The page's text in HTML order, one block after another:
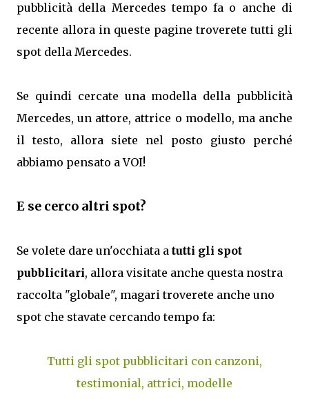
pubblicità della Mercedes tempo fa o anche di
recente allora in queste pagine troverete tutti gli
spot della Mercedes.
Se quindi cercate una modella della pubblicità
Mercedes, un attore, attrice o modello, ma anche
il testo, allora siete nel posto giusto perché
abbiamo pensato a VOI!
E se cerco altri spot?
Se volete dare un'occhiata a tutti gli spot
pubblicitari, allora visitate anche questa nostra
raccolta "globale", magari troverete anche uno
spot che stavate cercando tempo fa:
Tutti gli spot pubblicitari con canzoni,
testimonial, attrici, modelle